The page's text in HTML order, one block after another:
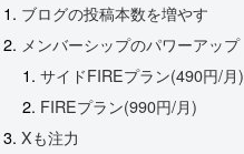
ブログの投稿本数を増やす
メンバーシップのパワーアップ
サイドFIREプラン(490円/月)
FIREプラン(990円/月)
Xも注力